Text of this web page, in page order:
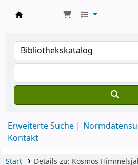
Erweiterte Suche
Kontakt
Start Details zu: Kosmos